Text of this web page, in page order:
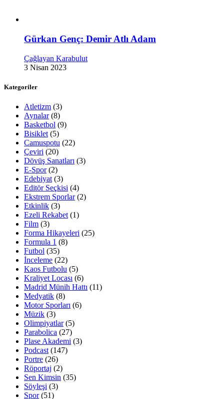
Gürkan Genç: Demir Atlı Adam
Çağlayan Karabulut
3 Nisan 2023
Kategoriler
Atletizm (3)
Aynalar(8)
Basketbol (9)
Bisiklet (5)
Camuspotu (22)
Çeviri (20)
Dövüş Sanatları (3)
E-Spor(2)
Edebiyat (3)
Editör Seçkisi (4)
Ekstrem Sporlar(2)
Etkinlik (3)
Ezeli Rekabet (1)
Film (3)
Forma Hikayeleri (25)
Formula 1 (8)
Futbol (35)
İnceleme (22)
Kaos Futbolu (5)
Kraliyet Locası (6)
Madrid Münih Hattı (11)
Medyatik (8)
Motor Sporları (6)
Müzik (3)
Olimpiyatlar(5)
Parabolica (27)
Plase Akademi (3)
Podcast (147)
Portre (26)
Röportaj (2)
Sen Kimsin (35)
Söyleşi (3)
Spor(51)